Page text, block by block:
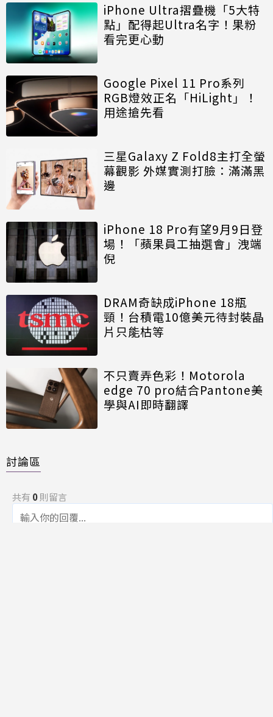
iPhone Ultra摺疊機「5大特
點」配得起Ultra名字！果粉
看完更心動
Google Pixel 11 Pro系列
RGB燈效正名「HiLight」！
用途搶先看
三星Galaxy Z Fold8主打全螢
幕觀影 外媒實測打臉：滿滿黑
邊
iPhone 18 Pro有望9月9日登
場！「蘋果員工抽選會」洩端
倪
DRAM奇缺成iPhone 18瓶
頸！台積電10億美元待封裝晶
片只能枯等
不只賣弄色彩！Motorola
edge 70 pro結合Pantone美
學與AI即時翻譯
討論區
共有 0則留言